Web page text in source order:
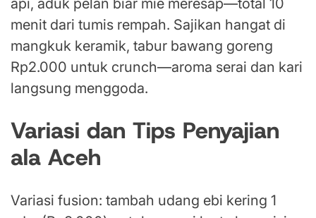
api, aduk pelan biar mie meresap—total 10
menit dari tumis rempah. Sajikan hangat di
mangkuk keramik, tabur bawang goreng
Rp2.000 untuk crunch—aroma serai dan kari
langsung menggoda.
Variasi dan Tips Penyajian
ala Aceh
Variasi fusion: tambah udang ebi kering 1